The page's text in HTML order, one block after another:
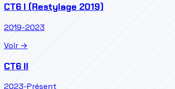
CT6 I (Restylage 2019)
2019-2023
Voir →
CT6 II
2023-Présent